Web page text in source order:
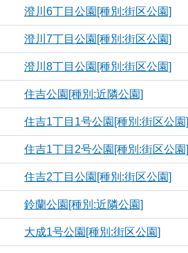
澄川6丁目公園[種別:街区公園]
澄川7丁目公園[種別:街区公園]
澄川8丁目公園[種別:街区公園]
住吉公園[種別:近隣公園]
住吉1丁目1号公園[種別:街区公園]
住吉1丁目2号公園[種別:街区公園]
住吉2丁目公園[種別:街区公園]
鈴蘭公園[種別:近隣公園]
大成1号公園[種別:街区公園]